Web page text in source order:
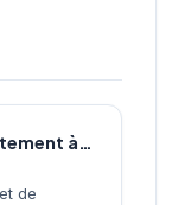
ETHIS RH — Cabinet de recrutement à Paris
de